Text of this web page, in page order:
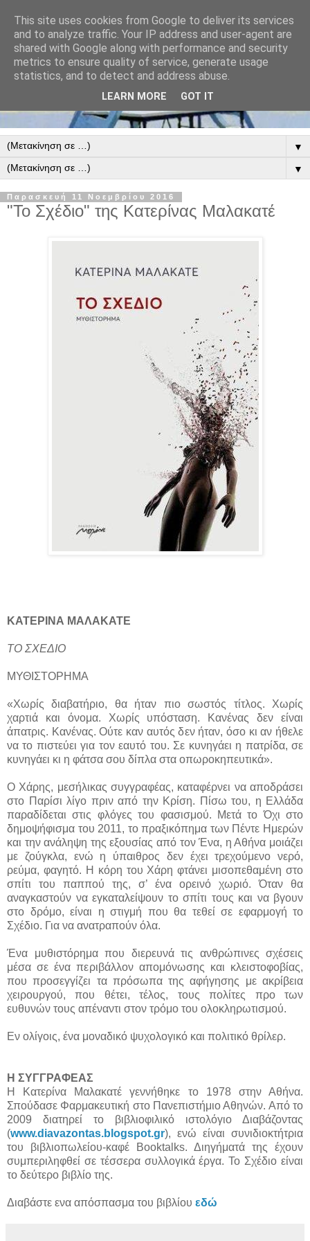
▼
▼
Παρασκευή 11 Νοεμβρίου 2016
"Το Σχέδιο" της Κατερίνας Μαλακατέ
ΚΑΤΕΡΙΝΑ ΜΑΛΑΚΑΤΕ
ΤΟ ΣΧΕΔΙΟ
ΜΥΘΙΣΤΟΡΗΜΑ
«Χωρίς διαβατήριο, θα ήταν πιο σωστός τίτλος. Χωρίς
χαρτιά και όνομα. Χωρίς υπόσταση. Κανένας δεν είναι
άπατρις. Κανένας. Ούτε καν αυτός δεν ήταν, όσο κι αν ήθελε
να το πιστεύει για τον εαυτό του. Σε κυνηγάει η πατρίδα, σε
κυνηγάει κι η φάτσα σου δίπλα στα οπωροκηπευτικά».
Ο Χάρης, μεσήλικας συγγραφέας, καταφέρνει να αποδράσει
στο Παρίσι λίγο πριν από την Κρίση. Πίσω του, η Ελλάδα
παραδίδεται στις φλόγες του φασισμού. Μετά το Όχι στο
δημοψήφισμα του 2011, το πραξικόπημα των Πέντε Ημερών
και την ανάληψη της εξουσίας από τον Ένα, η Αθήνα μοιάζει
με ζούγκλα, ενώ η ύπαιθρος δεν έχει τρεχούμενο νερό,
ρεύμα, φαγητό. Η κόρη του Χάρη φτάνει μισοπεθαμένη στο
σπίτι του παππού της, σ’ ένα ορεινό χωριό. Όταν θα
αναγκαστούν να εγκαταλείψουν το σπίτι τους και να βγουν
στο δρόμο, είναι η στιγμή που θα τεθεί σε εφαρμογή το
Σχέδιο. Για να ανατραπούν όλα.
Ένα μυθιστόρημα που διερευνά τις ανθρώπινες σχέσεις
μέσα σε ένα περιβάλλον απομόνωσης και κλειστοφοβίας,
που προσεγγίζει τα πρόσωπα της αφήγησης με ακρίβεια
χειρουργού, που θέτει, τέλος, τους πολίτες προ των
ευθυνών τους απέναντι στον τρόμο του ολοκληρωτισμού.
Εν ολίγοις, ένα μοναδικό ψυχολογικό και πολιτικό θρίλερ.
Η ΣΥΓΓΡΑΦΕΑΣ
Η Κατερίνα Μαλακατέ γεννήθηκε το 1978 στην Αθήνα.
Σπούδασε Φαρμακευτική στο Πανεπιστήμιο Αθηνών. Από το
2009 διατηρεί το βιβλιοφιλικό ιστολόγιο Διαβάζοντας
(www.diavazontas.blogspot.gr), ενώ είναι συνιδιοκτήτρια
του βιβλιοπωλείου-καφέ Booktalks. Διηγήματά της έχουν
συμπεριληφθεί σε τέσσερα συλλογικά έργα. Το Σχέδιο είναι
το δεύτερο βιβλίο της.
Διαβάστε ενα απόσπασμα του βιβλίου εδώ
This site uses cookies from Google to deliver its services
and to analyze traffic. Your IP address and user-agent are
shared with Google along with performance and security
metrics to ensure quality of service, generate usage
statistics, and to detect and address abuse.
LEARN MORE GOT IT